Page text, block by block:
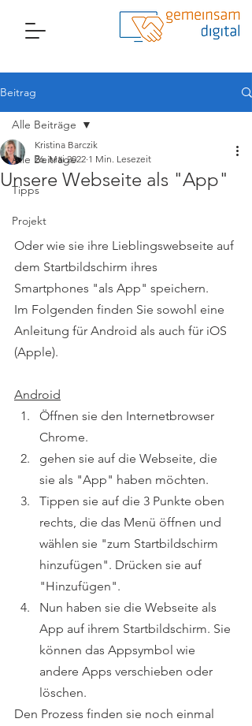
Beitrag
Alle Beiträge
Tipps
Projekt
Alle Beiträge
Unsere Webseite als "App"
Kristina Barczik
26. Mai 2022 1 Min. Lesezeit
Oder wie sie ihre Lieblingswebseite auf
dem Startbildschirm ihres
Smartphones "als App" speichern.
Im Folgenden finden Sie sowohl eine
Anleitung für Android als auch für iOS
(Apple).
Android
Öffnen sie den Internetbrowser
Chrome.
gehen sie auf die Webseite, die
sie als "App" haben möchten.
Tippen sie auf die 3 Punkte oben
rechts, die das Menü öffnen und
wählen sie "zum Startbildschirm
hinzufügen". Drücken sie auf
"Hinzufügen".
Nun haben sie die Webseite als
App auf ihrem Startbildschirm. Sie
können das Appsymbol wie
andere Apps verschieben oder
löschen.
Den Prozess finden sie noch einmal